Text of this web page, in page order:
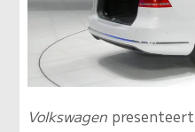
Volkswagenpresenteert